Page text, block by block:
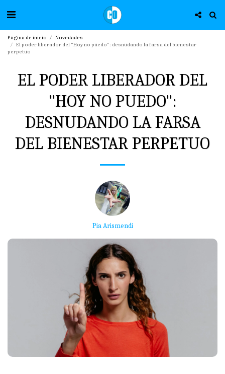
Página de inicio
Novedades
El poder liberador del "Hoy no puedo": desnudando la farsa del bienestar
perpetuo
EL PODER LIBERADOR DEL
"HOY NO PUEDO":
DESNUDANDO LA FARSA
DEL BIENESTAR PERPETUO
Pia Arismendi